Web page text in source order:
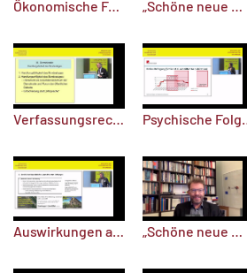
Ökonomische Folgen von Pandemien „Schöne neue Welt? – Chancen und Grenzen medizinischen Fortschritts in Geschichte und Gegenwart“ / Teil 4
Auswirkungen auf die Stadtplanung „Schöne neue Welt? – Chancen und Grenzen medizinischen Fortschritts in Geschichte und Gegenwart“ / Teil 3